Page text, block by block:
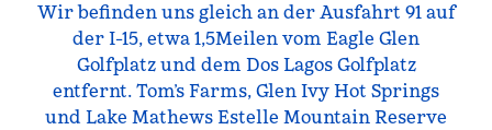
Wir befinden uns gleich an der Ausfahrt 91 auf
der I-15, etwa 1,5Meilen vom Eagle Glen
Golfplatz und dem Dos Lagos Golfplatz
entfernt. Tom’s Farms, Glen Ivy Hot Springs
und Lake Mathews Estelle Mountain Reserve